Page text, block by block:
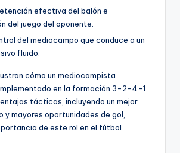
efectiva del balón e
del juego del oponente.
del mediocampo que conduce a un
fluido.
cómo un mediocampista
en la formación 3-2-4-1
tácticas, incluyendo un mejor
y mayores oportunidades de gol,
de este rol en el fútbol